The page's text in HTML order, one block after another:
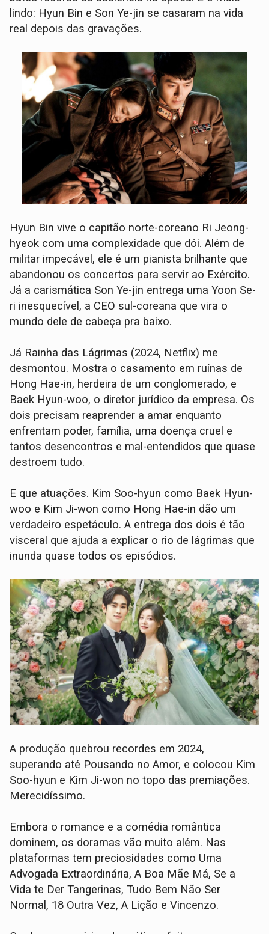
lindo: Hyun Bin e Son Ye-jin se casaram na vida
real depois das gravações.
Hyun Bin vive o capitão norte-coreano Ri Jeong-
hyeok com uma complexidade que dói. Além de
militar impecável, ele é um pianista brilhante que
abandonou os concertos para servir ao Exército.
Já a carismática Son Ye-jin entrega uma Yoon Se-
ri inesquecível, a CEO sul-coreana que vira o
mundo dele de cabeça pra baixo.
Já Rainha das Lágrimas (2024, Netflix) me
desmontou. Mostra o casamento em ruínas de
Hong Hae-in, herdeira de um conglomerado, e
Baek Hyun-woo, o diretor jurídico da empresa. Os
dois precisam reaprender a amar enquanto
enfrentam poder, família, uma doença cruel e
tantos desencontros e mal-entendidos que quase
destroem tudo.
E que atuações. Kim Soo-hyun como Baek Hyun-
woo e Kim Ji-won como Hong Hae-in dão um
verdadeiro espetáculo. A entrega dos dois é tão
visceral que ajuda a explicar o rio de lágrimas que
inunda quase todos os episódios.
A produção quebrou recordes em 2024,
superando até Pousando no Amor, e colocou Kim
Soo-hyun e Kim Ji-won no topo das premiações.
Merecidíssimo.
Embora o romance e a comédia romântica
dominem, os doramas vão muito além. Nas
plataformas tem preciosidades como Uma
Advogada Extraordinária, A Boa Mãe Má, Se a
Vida te Der Tangerinas, Tudo Bem Não Ser
Normal, 18 Outra Vez, A Lição e Vincenzo.